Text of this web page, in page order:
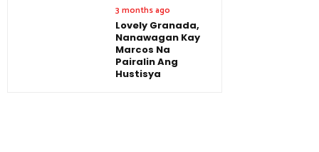
3 months ago
Lovely Granada,
Nanawagan Kay
Marcos Na
Pairalin Ang
Hustisya